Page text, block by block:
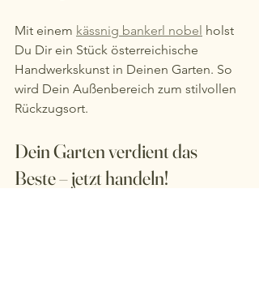
Mit einem kässnig bankerl nobel holst
Du Dir ein Stück österreichische
Handwerkskunst in Deinen Garten. So
wird Dein Außenbereich zum stilvollen
Rückzugsort.
Dein Garten verdient das
Beste – jetzt handeln!